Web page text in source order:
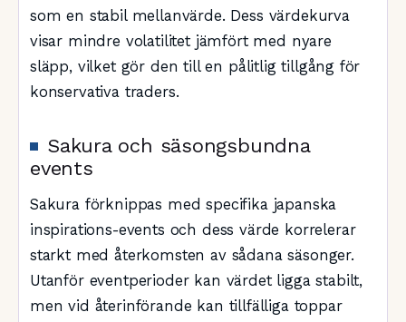
som en stabil mellanvärde. Dess värdekurva
visar mindre volatilitet jämfört med nyare
släpp, vilket gör den till en pålitlig tillgång för
konservativa traders.
Sakura och säsongsbundna
events
Sakura förknippas med specifika japanska
inspirations-events och dess värde korrelerar
starkt med återkomsten av sådana säsonger.
Utanför eventperioder kan värdet ligga stabilt,
men vid återinförande kan tillfälliga toppar